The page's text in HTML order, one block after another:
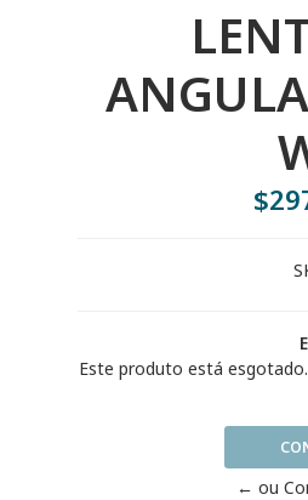
Este produto está
← ou